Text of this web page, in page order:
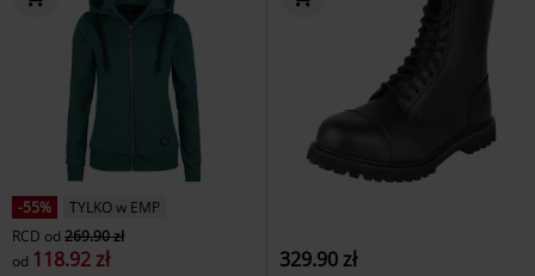
-55%
TYLKO w EMP
RCD od 269.90 zł
od 118.92 zł 329.90 zł